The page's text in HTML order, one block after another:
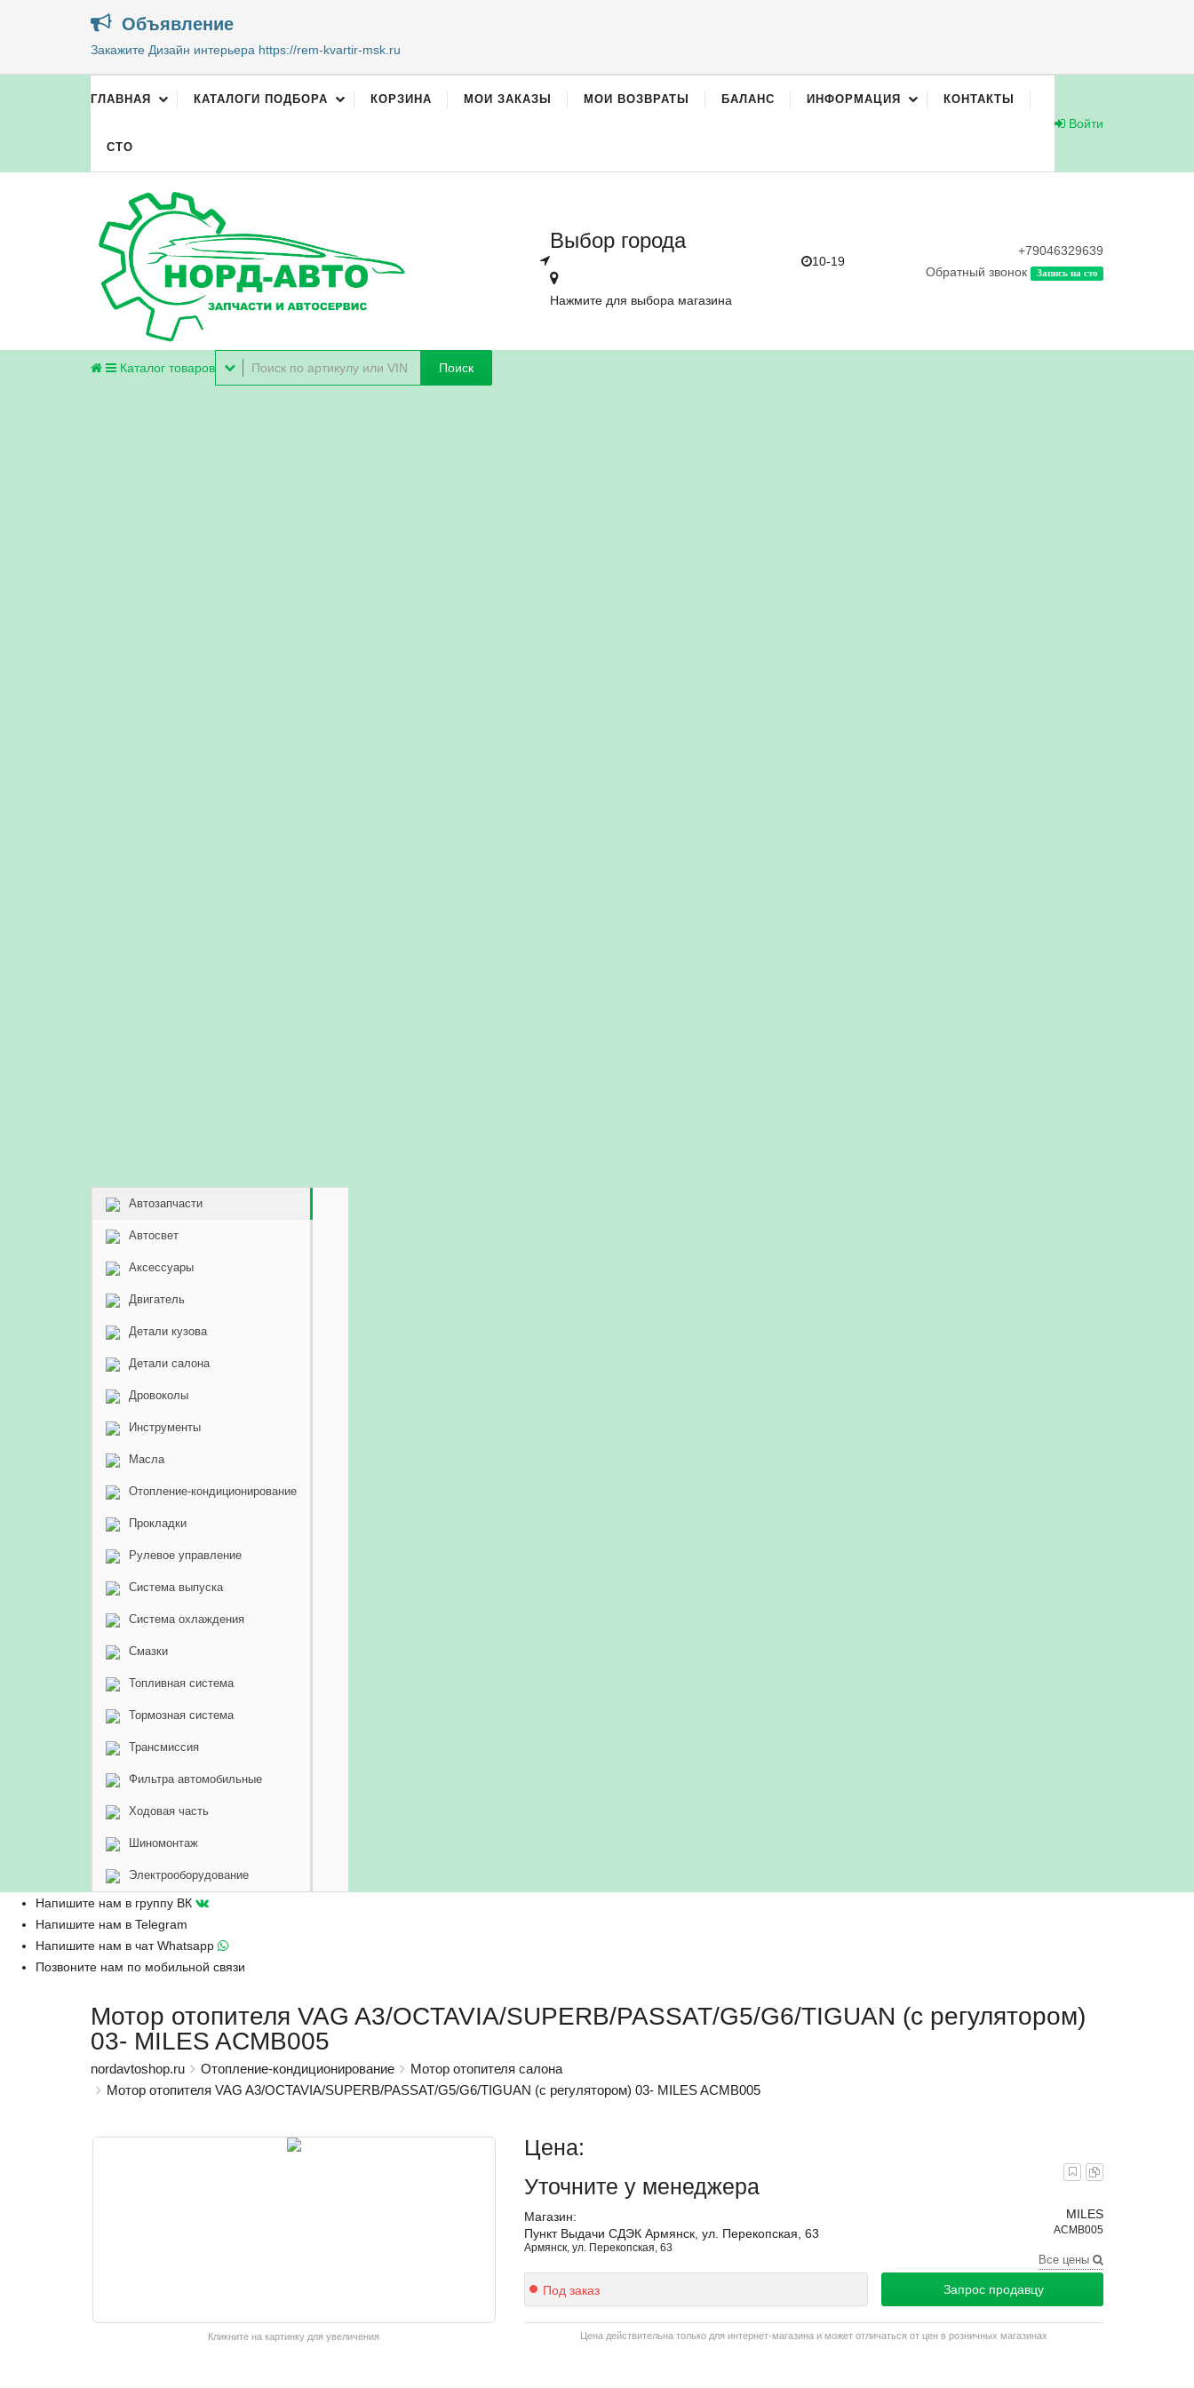
Объявление
Закажите Дизайн интерьера https://rem-kvartir-msk.ru
ГЛАВНАЯ КАТАЛОГИ ПОДБОРА КОРЗИНА МОИ ЗАКАЗЫ МОИ ВОЗВРАТЫ БАЛАНС ИНФОРМАЦИЯ КОНТАКТЫ
СТО
Войти
Выбор города
Нажмите для выбора магазина
10-19
+79046329639
Обратный звонок
Запись на сто
Каталог товаров Поиск
Автозапчасти
Автосвет
Аксессуары
Двигатель
Детали кузова
Детали салона
Дровоколы
Инструменты
Масла
Отопление-кондиционирование
Прокладки
Рулевое управление
Система выпуска
Система охлаждения
Смазки
Топливная система
Тормозная система
Трансмиссия
Фильтра автомобильные
Ходовая часть
Шиномонтаж
Электрооборудование
Напишите нам в группу ВК
Напишите нам в Telegram
Напишите нам в чат Whatsapp
Позвоните нам по мобильной связи
Мотор отопителя VAG A3/OCTAVIA/SUPERB/PASSAT/G5/G6/TIGUAN (с регулятором)
03- MILES ACMB005
nordavtoshop.ru Отопление-кондиционирование
Мотор отопителя салона
Мотор отопителя VAG A3/OCTAVIA/SUPERB/PASSAT/G5/G6/TIGUAN (с регулятором) 03- MILES ACMB005
Кликните на картинку для увеличения
Цена:
Уточните у менеджера
Магазин:
Пункт Выдачи СДЭК Армянск, ул. Перекопская, 63
Армянск, ул. Перекопская, 63
MILES
ACMB005
Все цены
Под заказ Запрос продавцу
Цена действительна только для интернет-магазина и может отличаться от цен в розничных магазинах